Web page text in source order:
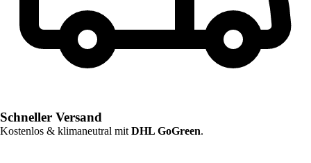
Schneller Versand
Kostenlos & klimaneutral mit DHL GoGreen.